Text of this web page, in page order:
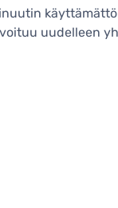
uudelleen